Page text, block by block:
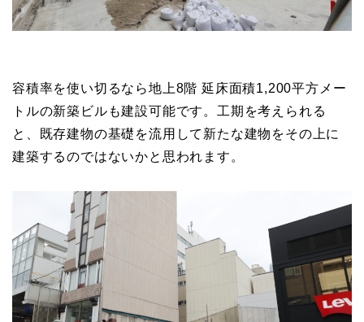
容積率を使い切るなら地上8階 延床面積1,200平方メー
トルの新築ビルも建設可能です。工期を考えられる
と、既存建物の基礎を流用して新たな建物をその上に
建築するのではないかと思われます。